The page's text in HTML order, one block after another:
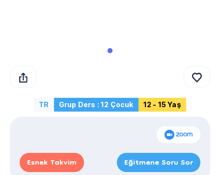
TR Grup Ders : 12 Çocuk 12 - 15 Yaş
Esnek Takvim Eğitmene Soru Sor